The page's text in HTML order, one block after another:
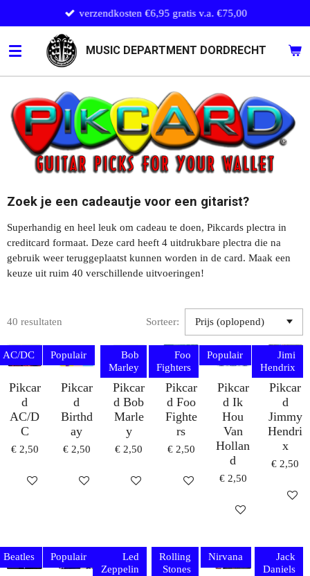
direct
naar
de
hoofdinhoud
MUSIC DEPARTMENT DORDRECHT
verzendkosten €6,95 gratis v.a. €75,00
Zoek je een cadeautje voor een gitarist?
Superhandig en heel leuk om cadeau te doen, Pikcards plectra in
creditcard formaat. Deze card heeft 4 uitdrukbare plectra die na
gebruik weer teruggeplaatst kunnen worden in de card. Maak een
keuze uit ruim 40 verschillende uitvoeringen!
40 resultaten Sorteer:
AC/DC
Pikcar
d
AC/D
C
€ 2,50
IN WINKELWAGEN
Populair
Pikcar
d
Birthd
ay
€ 2,50
IN WINKELWAGEN
Bob
Marley
Pikcar
d Bob
Marle
y
€ 2,50
IN WINKELWAGEN
Foo
Fighters
Pikcar
d Foo
Fighte
rs
€ 2,50
IN WINKELWAGEN
Populair
Pikcar
d Ik
Hou
Van
Hollan
d
€ 2,50
IN
Jimi
Hendrix
Pikcar
d
Jimmy
Hendri
x
€ 2,50
IN
Beatles Populair
Led
Zeppelin
Rolling
Stones
Nirvana
Jack
Daniels